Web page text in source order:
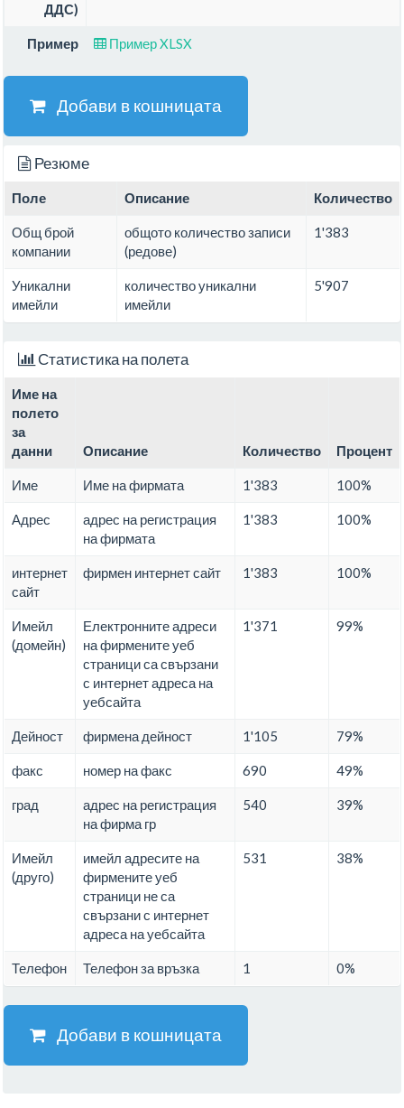
ДДС)
Пример Пример XLSX
Добави в кошницата
Резюме
Поле Описание Количество
Общ брой
компании
общото количество записи
(редове)
1'383
Уникални
имейли
количество уникални
имейли
5'907
Статистика на полета
Име на
полето
за
данни
Описание Количество Процент
Име Име на фирмата 1'383 100%
Адрес
адрес на регистрация
на фирмата
1'383 100%
интернет
сайт
фирмен интернет сайт 1'383 100%
Имейл
(домейн)
Електронните адреси
на фирмените уеб
страници са свързани
с интернет адреса на
уебсайта
1'371 99%
Дейност фирмена дейност 1'105 79%
факс номер на факс 690 49%
град
адрес на регистрация
на фирма гр
540 39%
Имейл
(друго)
имейл адресите на
фирмените уеб
страници не са
свързани с интернет
адреса на уебсайта
531 38%
Телефон Телефон за връзка 1 0%
Добави в кошницата